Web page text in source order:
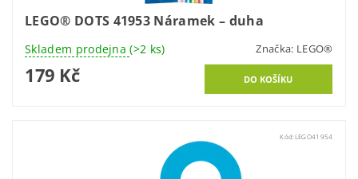
LEGO® DOTS 41953 Náramek – duha
Skladem prodejna(>2 ks) Značka: LEGO®
179 Kč
Kód: LEGO41954